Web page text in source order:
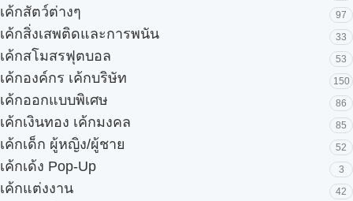
เค้กสัตว์ต่างๆ 97
เค้กสิ่งเสพติดและการพนัน 33
เค้กสโมสรฟุตบอล 53
เค้กองค์กร เค้กบริษัท 150
เค้กออกแบบพิเศษ 86
เค้กเงินทอง เค้กมงคล 85
เค้กเด็ก ผู้หญิง/ผู้ชาย 52
เค้กเด้ง Pop-Up 3
เค้กแต่งงาน 42